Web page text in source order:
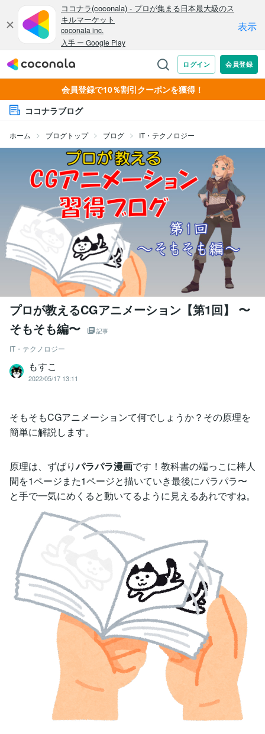
会員登録で10％割引クーポンを獲得！
ココナラブログ
ホーム ブログトップ ブログ IT・テクノロジー
プロが教えるCGアニメーション【第1回】 〜
そもそも編〜
記事
IT・テクノロジー
もすこ
2022/05/17 13:11
そもそもCGアニメーションて何でしょうか？その原理を
簡単に解説します。
原理は、ずばりパラパラ漫画です！教科書の端っこに棒人
間を1ページまた1ページと描いていき最後にパラパラ〜
と手で一気にめくると動いてるように見えるあれですね。